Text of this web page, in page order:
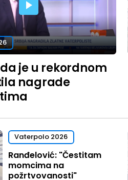
je u rekordnom
nagrade
Vaterpolo 2026
Ranđelović: "Čestitam
momcima na
požrtvovanosti"